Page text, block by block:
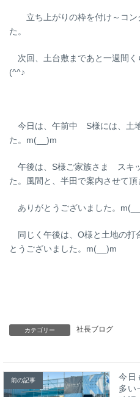
立ち上がりの枠を付け～コン
た。
次回、土台敷まであと一週間く
(^^♪
今日は、午前中 S様には、土
た。m(__)m
午後は、S様ご家族さま スキ
た。風間と、半田で案内させて頂
ありがとうございました。
同じく午後は、O様と土地の打
とうございました。m(__)m
カテゴリー 社長ブログ
前の記事
今日
多